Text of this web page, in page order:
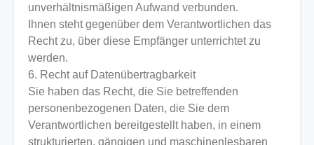
unverhältnismäßigen Aufwand verbunden.
Ihnen steht gegenüber dem Verantwortlichen das
Recht zu, über diese Empfänger unterrichtet zu
werden.
6. Recht auf Datenübertragbarkeit
Sie haben das Recht, die Sie betreffenden
personenbezogenen Daten, die Sie dem
Verantwortlichen bereitgestellt haben, in einem
strukturierten, gängigen und maschinenlesbaren